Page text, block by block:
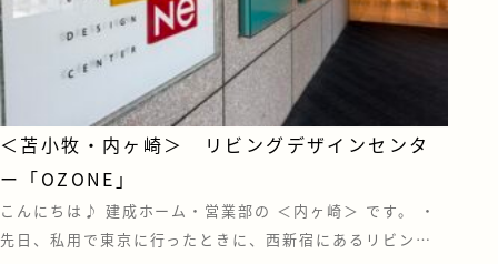
＜苫小牧・内ヶ崎＞ リビングデザインセンタ
ー「OZONE」
こんにちは♪ 建成ホーム・営業部の ＜内ヶ崎＞ です。 ・
先日、私用で東京に行ったときに、西新宿にあるリビング